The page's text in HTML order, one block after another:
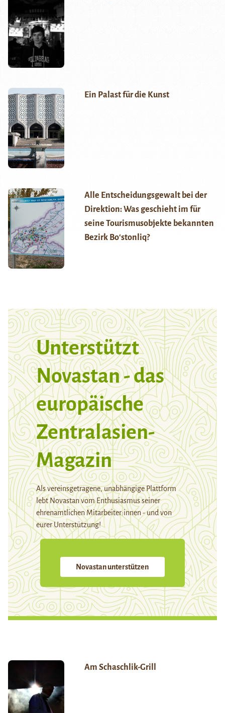
Ein Palast für die Kunst
Alle Entscheidungsgewalt bei der
Direktion: Was geschieht im für
seine Tourismusobjekte bekannten
Bezirk Boʻstonliq?
Unterstützt
Novastan - das
europäische
Zentralasien-
Magazin
Als vereinsgetragene, unabhängige Plattform
lebt Novastan vom Enthusiasmus seiner
ehrenamtlichen Mitarbeiter:innen - und von
eurer Unterstützung!
Novastan unterstützen
Am Schaschlik-Grill